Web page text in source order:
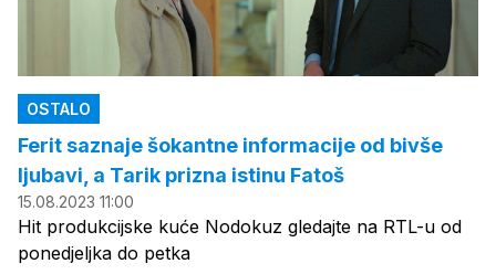
OSTALO
Ferit saznaje šokantne informacije od bivše
ljubavi, a Tarik prizna istinu Fatoš
15.08.2023 11:00
Hit produkcijske kuće Nodokuz gledajte na RTL-u od
ponedjeljka do petka